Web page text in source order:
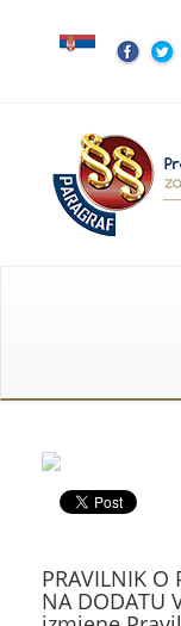
PRAVILNIK O
NA DODATU